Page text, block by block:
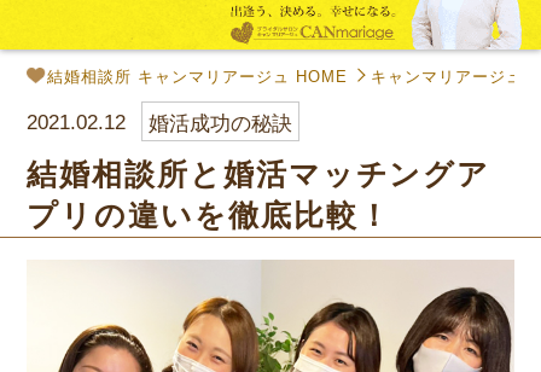
結婚相談所 キャンマリアージュ HOME キャンマリアージュ
2021.02.12 婚活成功の秘訣
結婚相談所と婚活マッチングア
プリの違いを徹底比較！